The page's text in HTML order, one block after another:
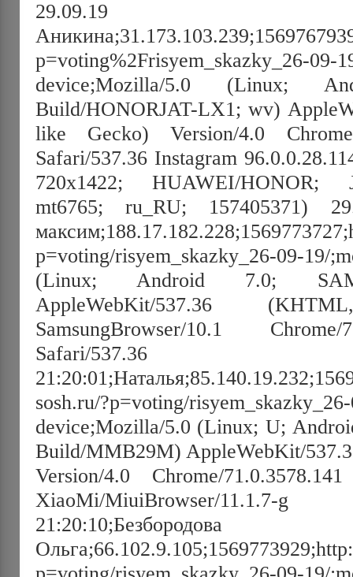
29.09.19
p=voting%2Frisyem_skazky_26-09-
device;Mozilla/5.0 (Linux;
Build/HONORJAT-LX1; wv)
like Gecko) Version/4.0
Safari/537.36 Instagram
720x1422; HUAWEI/HONOR;
mt6765; ru_RU; 157405371)
p=voting/risyem_skazky_26-09-19/
(Linux; Android 7.0;
AppleWebKit/537.36
SamsungBrowser/10.1
Safari/537.36
sosh.ru/?p=voting/
device;Mozilla/5.0 (Linux; U;
Build/MMB29M) AppleWebKit/
Version/4.0 Chrome/
XiaoMi/MiuiBrowser/
21:20:10;Безбородова